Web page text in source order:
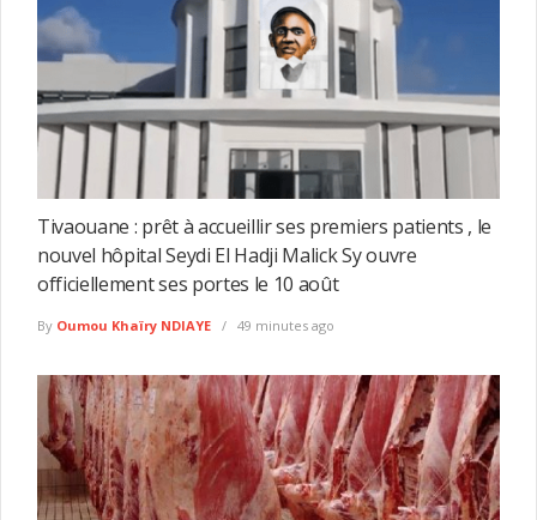
Tivaouane : prêt à accueillir ses premiers patients , le
nouvel hôpital Seydi El Hadji Malick Sy ouvre
officiellement ses portes le 10 août
By Oumou Khaïry NDIAYE 49 minutes ago